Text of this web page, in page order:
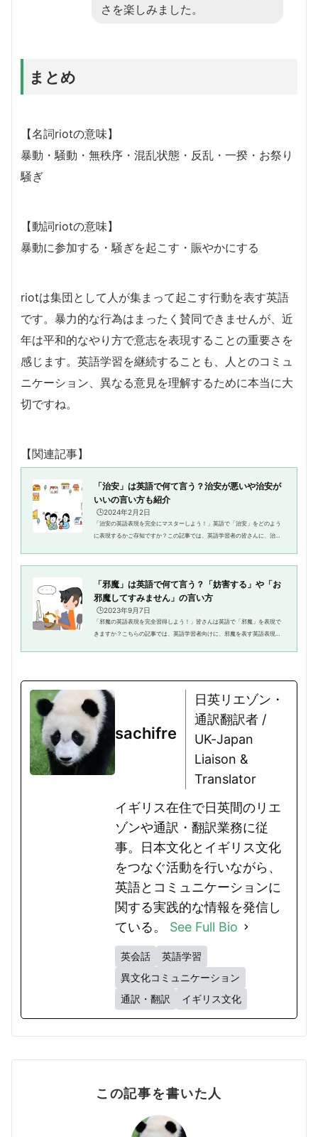
さを楽しみました。
まとめ
【名詞riotの意味】
暴動・騒動・無秩序・混乱状態・反乱・一揆・お祭り
騒ぎ
【動詞riotの意味】
暴動に参加する・騒ぎを起こす・賑やかにする
riotは集団として人が集まって起こす行動を表す英語
です。暴力的な行為はまったく賛同できませんが、近
年は平和的なやり方で意志を表現することの重要さを
感じます。英語学習を継続することも、人とのコミュ
ニケーション、異なる意見を理解するために本当に大
切ですね。
【関連記事】
「治安」は英語で何て言う？治安が悪いや治安が
いいの言い方も紹介
🕒️2024年2月2日
「治安の英語表現を完全にマスターしよう！」英語で「治安」をどのよう
に表現するかご存知ですか？この記事では、英語学習者の皆さんに、治安
「邪魔」は英語で何て言う？「妨害する」や「お
邪魔してすみません」の言い方
🕒️2023年9月7日
「邪魔の英語表現を完全習得しよう！」皆さんは英語で「邪魔」を表現で
きますか？こちらの記事では、英語学習者向けに、邪魔を表す英語表現の
sachifre
日英リエゾン・
通訳翻訳者 /
UK-Japan
Liaison &
Translator
イギリス在住で日英間のリエ
ゾンや通訳・翻訳業務に従
事。日本文化とイギリス文化
をつなぐ活動を行いながら、
英語とコミュニケーションに
関する実践的な情報を発信し
ている。 See Full Bio
英会話
英語学習
異文化コミュニケーション
通訳・翻訳
イギリス文化
この記事を書いた人